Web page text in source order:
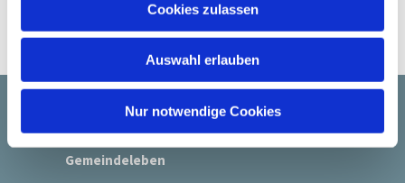
Cookies zulassen
Auswahl erlauben
Nur notwendige Cookies
Startseite
Gemeindeleben